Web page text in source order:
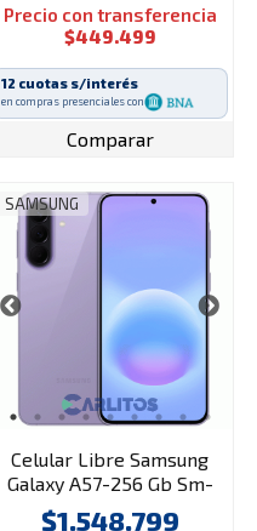
Precio con transferencia
$449.499
12 cuotas s/interés
en compras presenciales con
Comparar
SAMSUNG
Celular Libre Samsung
Galaxy A57-256 Gb Sm-
A576bzvnaro 5G
$1.548.799